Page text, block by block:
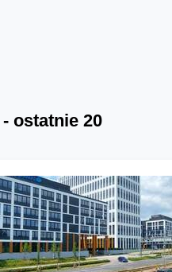
ostatnie 20